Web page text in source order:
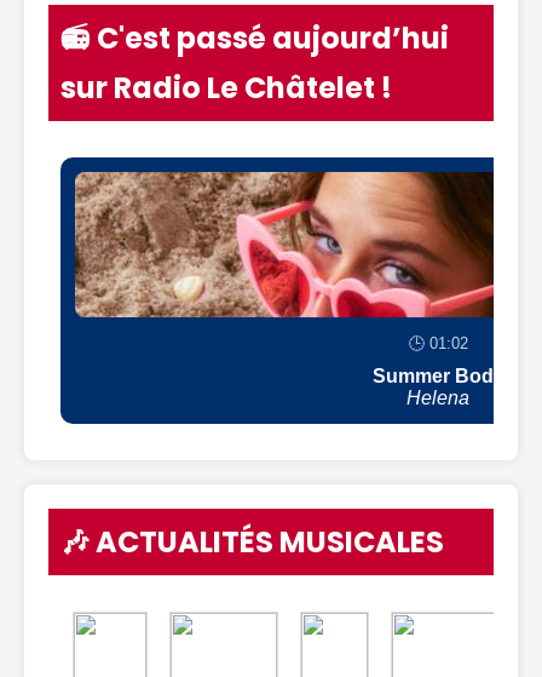
📻 C'est passé aujourd’hui
sur Radio Le Châtelet !
🕒 01:02
Summer Body
Helena
🎶 ACTUALITÉS MUSICALES